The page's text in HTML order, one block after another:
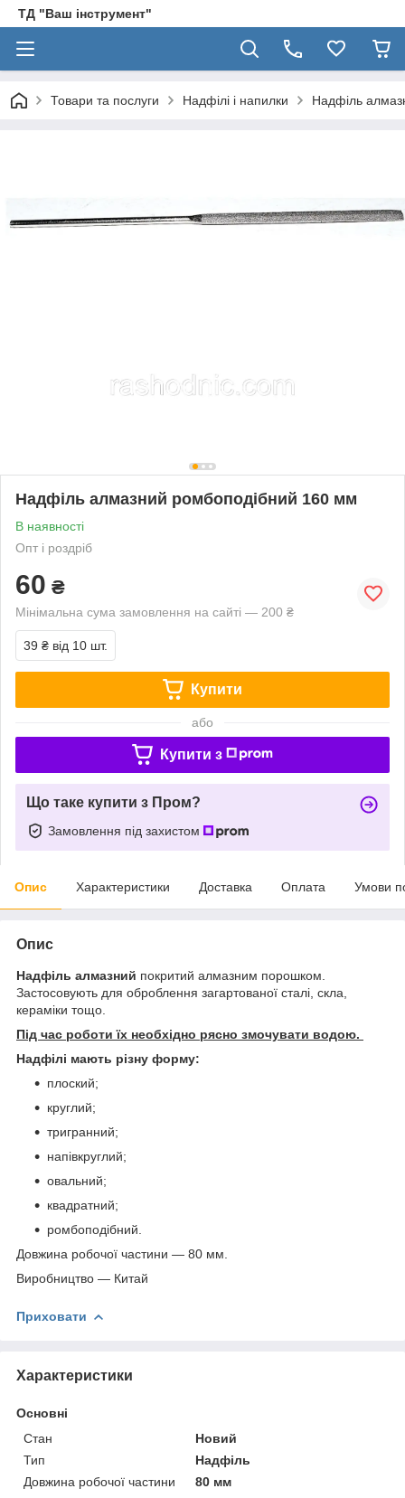
ТД "Ваш інструмент"
Товари та послуги Надфілі і напилки Надфіль
Надфіль алмазний ромбоподібний 160 мм
В наявності
Опт і роздріб
60 ₴
Мінімальна сума замовлення на сайті — 200 ₴
39 ₴ від 10 шт.
Купити
або
Купити з
Що таке купити з Пром?
Замовлення під захистом
Опис Характеристики Доставка Оплата Умови
Опис
Надфіль алмазний покритий алмазним порошком.
Застосовують для оброблення загартованої сталі, скла,
кераміки тощо.
Під час роботи їх необхідно рясно змочувати водою.
Надфілі мають різну форму:
плоский;
круглий;
тригранний;
напівкруглий;
овальний;
квадратний;
ромбоподібний.
Довжина робочої частини — 80 мм.
Виробництво — Китай
Приховати
Характеристики
Основні
Стан
Новий
Тип
Надфіль
Довжина робочої частини
80 мм